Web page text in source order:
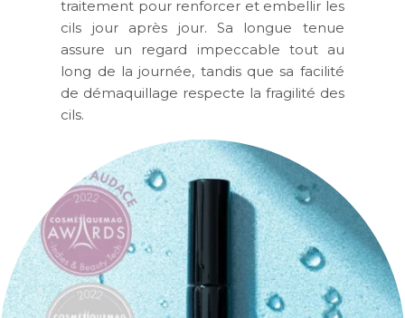
traitement pour renforcer et embellir les
cils jour après jour. Sa longue tenue
assure un regard impeccable tout au
long de la journée, tandis que sa facilité
de démaquillage respecte la fragilité des
cils.